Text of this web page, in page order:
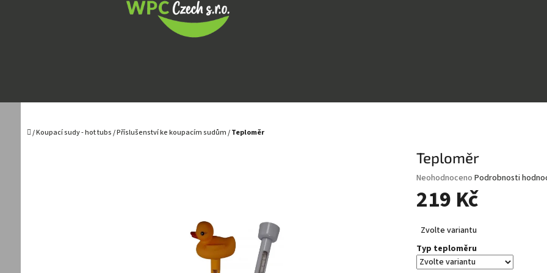
Domů
/Koupací sudy - hot tubs/Příslušenství ke koupacím sudům/ Teploměr
Teploměr
Průměrné
produktu
0,0
5
hvězdiček.
Neohodnoceno Podrobnosti
219 Kč
cena:
Zvolte variantu
Typ teploměru